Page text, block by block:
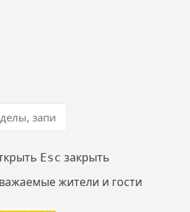
Esc закрыть
жители и гости